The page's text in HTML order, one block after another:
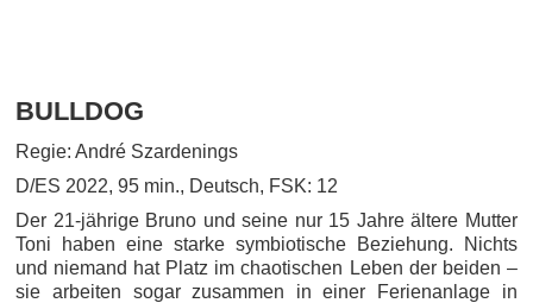
BULLDOG
Regie: André Szardenings
D/ES 2022, 95 min., Deutsch, FSK: 12
Der 21-jährige Bruno und seine nur 15 Jahre ältere Mutter
Toni haben eine starke symbiotische Beziehung. Nichts
und niemand hat Platz im chaotischen Leben der beiden –
sie arbeiten sogar zusammen in einer Ferienanlage in